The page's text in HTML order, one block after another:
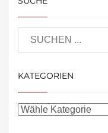
KATEGORIEN